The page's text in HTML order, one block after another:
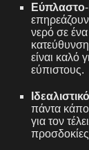
Εύπλαστο
νερό σε
είναι καλό
εύπιστους.
Ιδεαλιστικό
πάντα
για τον
προσδοκίες